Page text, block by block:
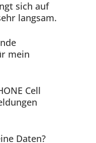
sich auf
langsam.
mein
Cell
Daten?